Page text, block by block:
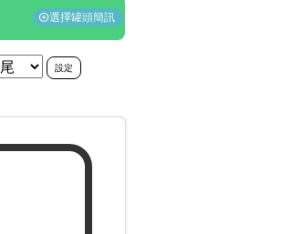
add_circle選擇罐頭簡訊
設定